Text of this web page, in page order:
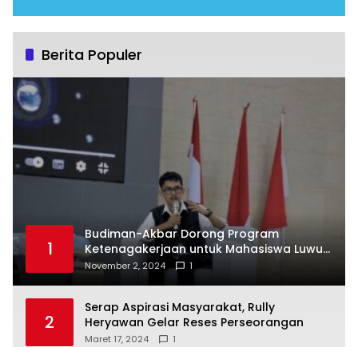
Berita Populer
1
Budiman-Akbar Dorong Program
Ketenagakerjaan untuk Mahasiswa Luwu
Timur, Juru Bicara: Ini Peluang Nyata bagi
November 2, 2024 1
2
Serap Aspirasi Masyarakat, Rully
Heryawan Gelar Reses Perseorangan
Maret 17, 2024 1